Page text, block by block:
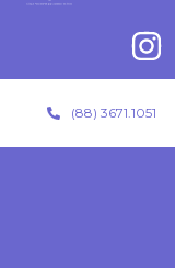
(88) 3671.1051